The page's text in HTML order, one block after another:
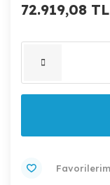
72.919,08 TL